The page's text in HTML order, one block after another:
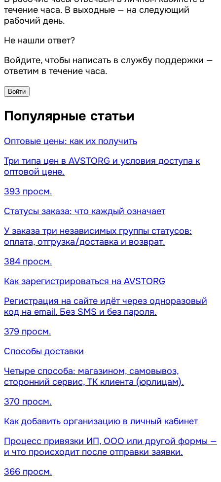
течение часа. В выходные — на следующий
рабочий день.
Не нашли ответ?
Войдите, чтобы написать в службу поддержки —
ответим в течение часа.
Войти
Популярные статьи
Оптовые цены: как их получить
Три типа цен в AVSTORG и условия доступа к
оптовой цене.
393 просм.
Статусы заказа: что каждый означает
У заказа три независимых группы статусов:
оплата, отгрузка/доставка и возврат.
384 просм.
Как зарегистрироваться на AVSTORG
Регистрация на сайте идёт через одноразовый
код на email. Без SMS и без пароля.
379 просм.
Способы доставки
Четыре способа: магазином, самовывоз,
сторонний сервис, ТК клиента (юрлицам).
370 просм.
Как добавить организацию в личный кабинет
Процесс привязки ИП, ООО или другой формы —
и что происходит после отправки заявки.
366 просм.